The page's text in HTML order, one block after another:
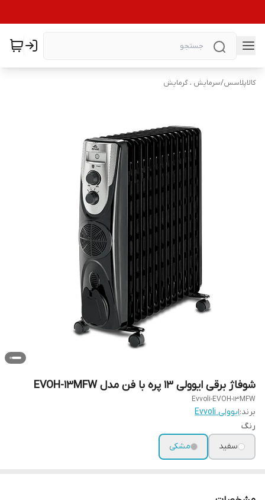
کالاپلاسس/سرمایش ، گرمایش
شوفاژ برقی ایوولی 13 پره با فن مدل EVOH-13MFW
Evvoli-EVOH-13MFW
برند:ایوولی Evvoli
رنگ
سفید
مشکی